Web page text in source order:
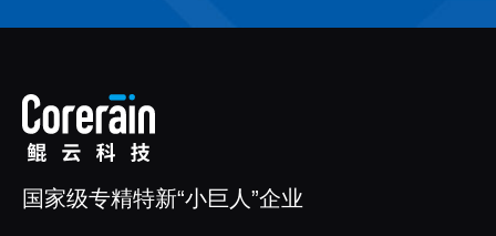
国家级专精特新“小巨人”企业